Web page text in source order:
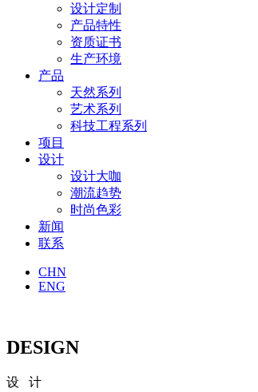
设计定制
产品特性
资质证书
生产环境
产品
天然系列
艺术系列
科技工程系列
项目
设计
设计大咖
潮流趋势
时尚色彩
新闻
联系
CHN
ENG
DESIGN
设 计